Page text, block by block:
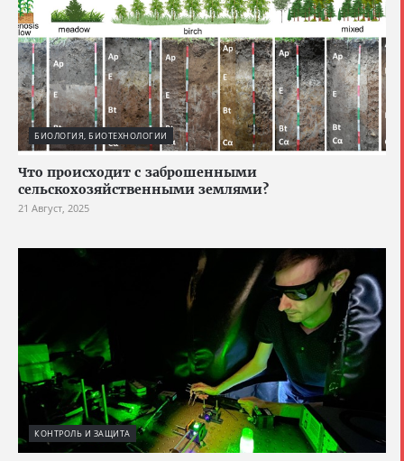
БИОЛОГИЯ, БИОТЕХНОЛОГИИ
Что происходит с заброшенными
сельскохозяйственными землями?
21 Август, 2025
КОНТРОЛЬ И ЗАЩИТА